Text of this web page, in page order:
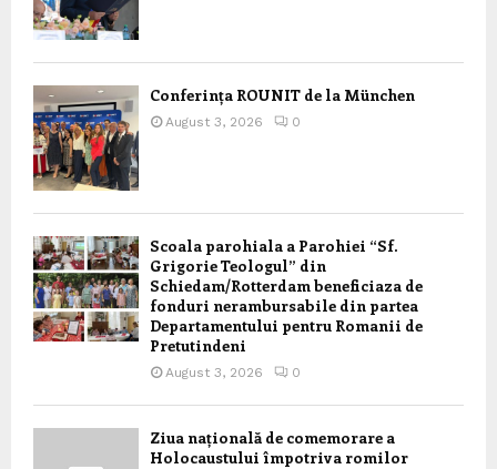
Conferința ROUNIT de la München
August 3, 2026 0
Scoala parohiala a Parohiei “Sf.
Grigorie Teologul” din
Schiedam/Rotterdam beneficiaza de
fonduri nerambursabile din partea
Departamentului pentru Romanii de
Pretutindeni
August 3, 2026 0
Ziua națională de comemorare a
Holocaustului împotriva romilor